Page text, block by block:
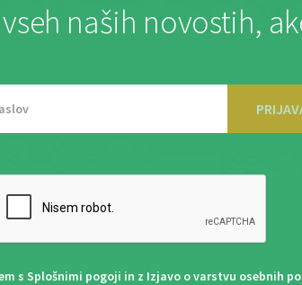
naših novostih,
s Splošnimi pogoji in z Izjavo o varstvu osebnih